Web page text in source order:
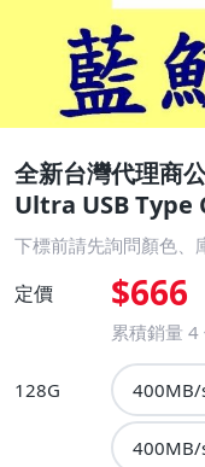
全新台灣代理商
Ultra USB Type
下標前請先詢問顏色、
定價 $666
累積銷量 4
128G 400MB/
400MB/